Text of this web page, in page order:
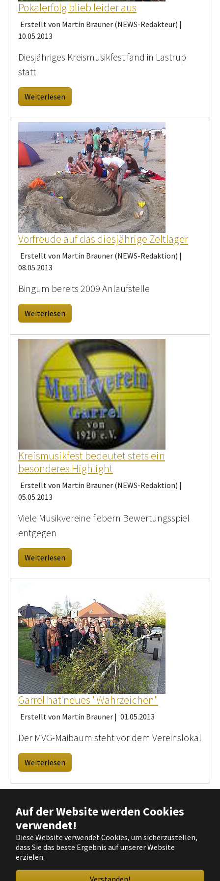
Auf der Website werden Cookies
verwendet!
Diese Website verwendet Cookies, um sicherzustellen,
dass Sie das beste Ergebnis auf unserer Website
erzielen.
Verstanden!
Pokalerfolg blieb leider aus
Erstellt von Martin Brauner (NEWS-Redakteur) |
10.05.2013
Diesjähriges Kreismusikfest fand in Lastrup
statt
Weiterlesen
Vorfreude auf das diesjährige Zeltlager
Erstellt von Martin Brauner (NEWS-Redaktion) |
08.05.2013
Bingum bereits 2009 Anlaufstelle
Weiterlesen
Kreismusikfest bedeutet stets ein
besonderes Highlight
Erstellt von Martin Brauner (NEWS-Redaktion) |
05.05.2013
Viele Musikvereine fiebern Bewertungsspiel
entgegen
Weiterlesen
Garrel hat neues "Wahrzeichen"
Erstellt von Martin Brauner | 01.05.2013
Der MVG-Maibaum steht vor dem Vereinslokal
Weiterlesen
Copyright @ Musikverein Garrel von 1920 e.V. |Impressum
Datenschutz